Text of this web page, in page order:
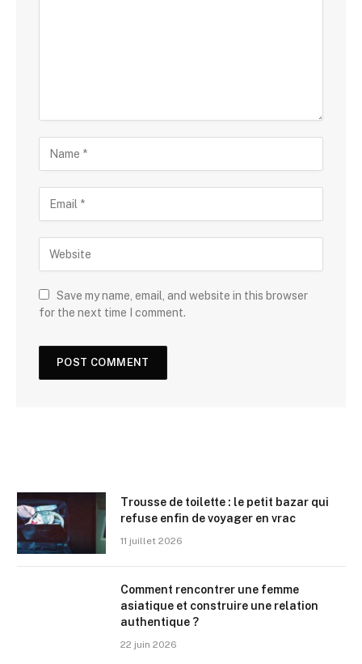
Save my name, email, and website in this browser
for the next time I comment.
Trousse de toilette : le petit bazar qui
refuse enfin de voyager en vrac
11 juillet 2026
Comment rencontrer une femme
asiatique et construire une relation
authentique ?
22 juin 2026